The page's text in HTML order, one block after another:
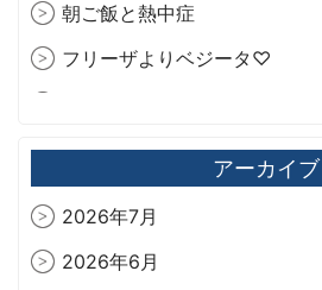
朝ご飯と熱中症
フリーザよりベジータ♡
旧藏内邸
アーカイブ
2026年7月
2026年6月